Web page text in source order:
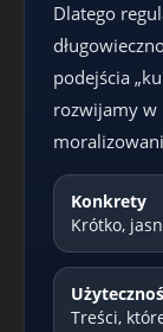
Dlatego
podejścia
rozwijamy w
Konkrety
Krótko,
Treści,